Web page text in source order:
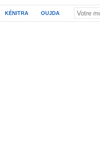
KÉNITRA OUJDA